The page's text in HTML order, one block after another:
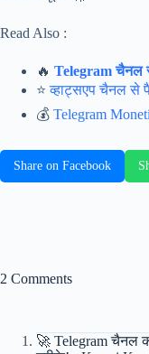
Read Also :
🔥 Telegram चैनल
⭐️व्हाट्सएप चैनल से
💰 Telegram
Share on Facebook
2 Comments
🚀 Telegram चैनल